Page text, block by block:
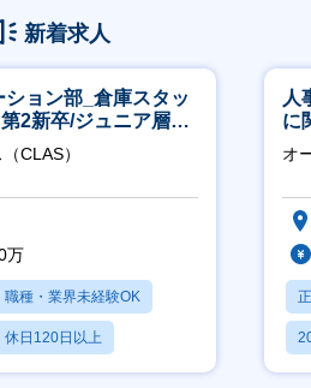
新着求人
ョン部_倉庫スタッ
2新卒/ジュニア層歓
CLAS）
万
職種・業界未経験OK
休日120日以上
人
に
社
オ